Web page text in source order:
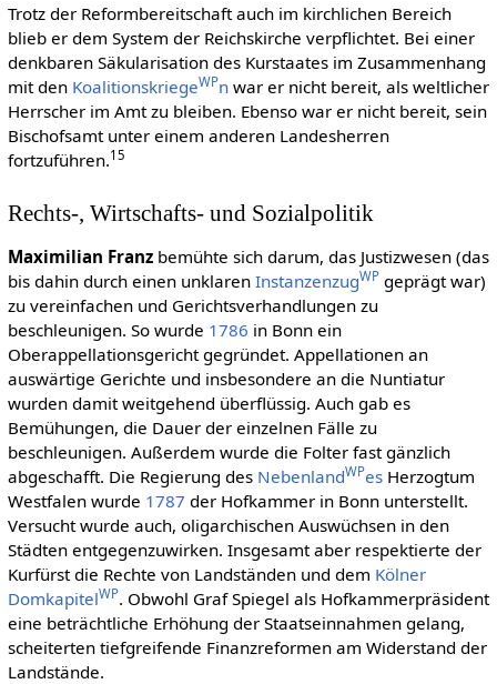
Trotz der Reformbereitschaft auch im kirchlichen Bereich
blieb er dem System der Reichskirche verpflichtet. Bei einer
denkbaren Säkularisation des Kurstaates im Zusammenhang
mit den KoalitionskriegeWPnwar er nicht bereit, als weltlicher
Herrscher im Amt zu bleiben. Ebenso war er nicht bereit, sein
Bischofsamt unter einem anderen Landesherren
fortzuführen.15
Rechts-, Wirtschafts- und Sozialpolitik
Maximilian Franzbemühte sich darum, das Justizwesen (das
bis dahin durch einen unklaren InstanzenzugWPgeprägt war)
zu vereinfachen und Gerichtsverhandlungen zu
beschleunigen. So wurde 1786 in Bonn ein
Oberappellationsgericht gegründet. Appellationen an
auswärtige Gerichte und insbesondere an die Nuntiatur
wurden damit weitgehend überflüssig. Auch gab es
Bemühungen, die Dauer der einzelnen Fälle zu
beschleunigen. Außerdem wurde die Folter fast gänzlich
abgeschafft. Die Regierung des NebenlandWPesHerzogtum
Westfalen wurde 1787 der Hofkammer in Bonn unterstellt.
Versucht wurde auch, oligarchischen Auswüchsen in den
Städten entgegenzuwirken. Insgesamt aber respektierte der
Kurfürst die Rechte von Landständen und dem Kölner
DomkapitelWP. Obwohl Graf Spiegel als Hofkammerpräsident
eine beträchtliche Erhöhung der Staatseinnahmen gelang,
scheiterten tiefgreifende Finanzreformen am Widerstand der
Landstände.